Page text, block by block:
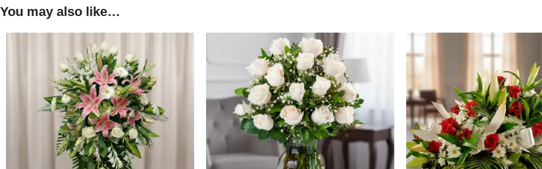
You may also like…